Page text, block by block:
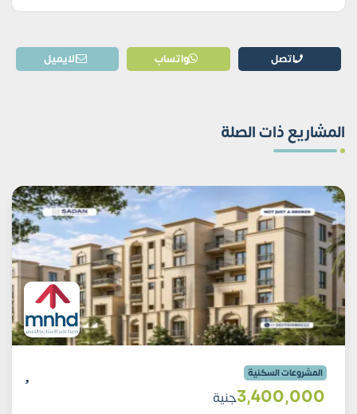
اتصل واتساب الايميل
المشاريع ذات الصلة
المشروعات السكنية
3٬400٬000جنية